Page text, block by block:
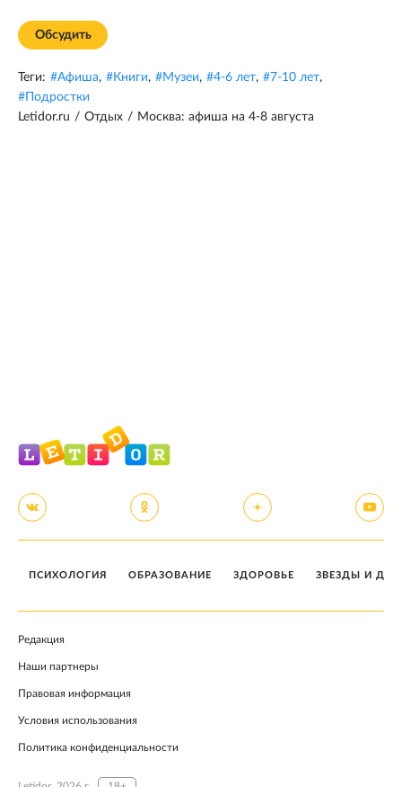
Обсудить
Теги: #Афиша, #Книги, #Музеи, #4-6 лет, #7-10 лет,
# Подростки
Letidor.ru / Отдых / Москва: афиша на 4-8 августа
ПСИХОЛОГИЯ ОБРАЗОВАНИЕ ЗДОРОВЬЕ ЗВЕЗДЫ И
Редакция
Наши партнеры
Правовая информация
Условия использования
Политика конфиденциальности